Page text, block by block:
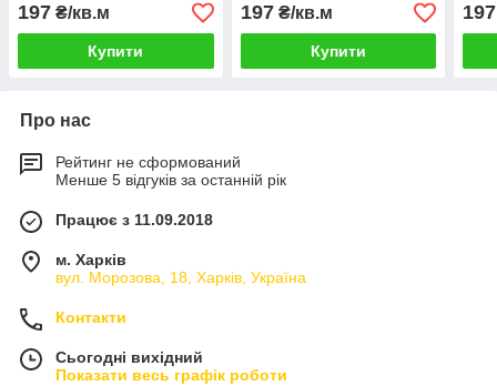
197 ₴/кв.м
Купити
197₴/кв.м
Купити
197
Про нас
Рейтинг не сформований
Менше 5 відгуків за останній рік
Працює з 11.09.2018
м. Харків
вул. Морозова, 18, Харків, Україна
Контакти
Сьогодні вихідний
Показати весь графік роботи